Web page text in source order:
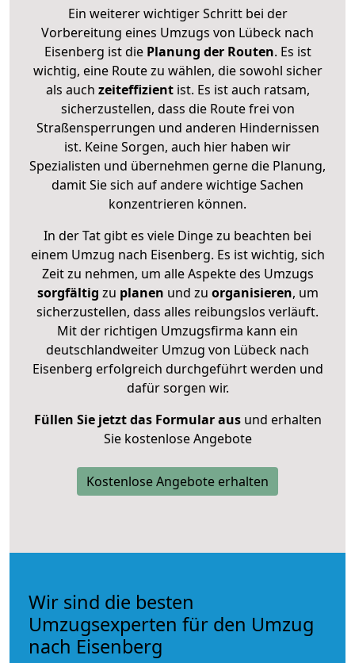
Ein weiterer wichtiger Schritt bei der
Vorbereitung eines Umzugs von Lübeck nach
Eisenberg ist diePlanung der Routen. Es ist
wichtig, eine Route zu wählen, die sowohl sicher
als auch zeiteffizientist. Es ist auch ratsam,
sicherzustellen, dass die Route frei von
Straßensperrungen und anderen Hindernissen
ist. Keine Sorgen, auch hier haben wir
Spezialisten und übernehmen gerne die Planung,
damit Sie sich auf andere wichtige Sachen
konzentrieren können.
In der Tat gibt es viele Dinge zu beachten bei
einem Umzug nach Eisenberg. Es ist wichtig, sich
Zeit zu nehmen, um alle Aspekte des Umzugs
sorgfältig zu planen und zu organisieren, um
sicherzustellen, dass alles reibungslos verläuft.
Mit der richtigen Umzugsfirma kann ein
deutschlandweiter Umzug von Lübeck nach
Eisenberg erfolgreich durchgeführt werden und
dafür sorgen wir.
Füllen Sie jetzt das Formular ausund erhalten
Sie kostenlose Angebote
Kostenlose Angebote erhalten
Wir sind die besten
Umzugsexperten für den Umzug
nach Eisenberg